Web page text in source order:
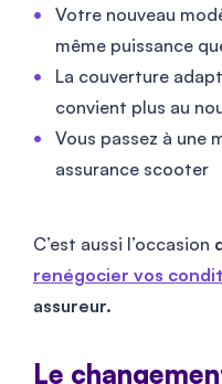
Votre nouveau
même puissance
La couverture
convient plus au
Vous passez à une
assurance scooter
C’est aussi l’occasion
renégocier vos
assureur.
Le